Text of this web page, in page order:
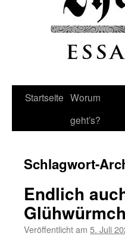
Startseite Worum
geht’s?
Schlagwort-
Endlich
Veröffentlicht am 5. Juli